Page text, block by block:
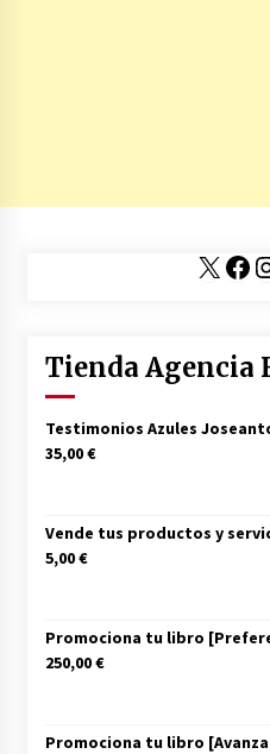
X
Tienda Agencia
Testimonios Azules
35,00€
Vende tus productos y
5,00€
Promociona tu libro
250,00€
Promociona tu libro